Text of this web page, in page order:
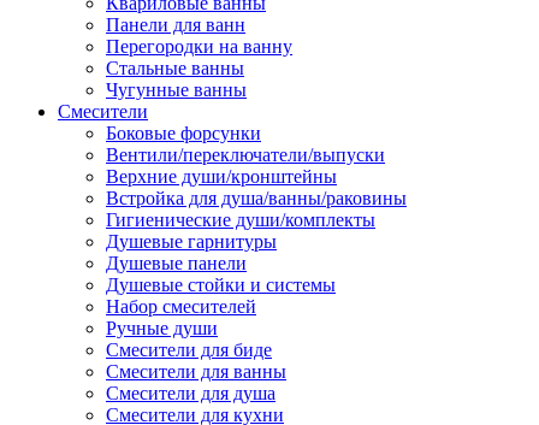
Панели для ванн
Перегородки на ванну
Стальные ванны
Чугунные ванны
Смесители
Боковые форсунки
Вентили/переключатели/выпуски
Верхние души/кронштейны
Встройка для душа/ванны/раковины
Гигиенические души/комплекты
Душевые гарнитуры
Душевые панели
Душевые стойки и системы
Набор смесителей
Ручные души
Смесители для биде
Смесители для ванны
Смесители для душа
Смесители для кухни